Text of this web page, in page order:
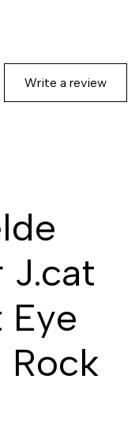
Write a review
J.cat
Eye
Rock